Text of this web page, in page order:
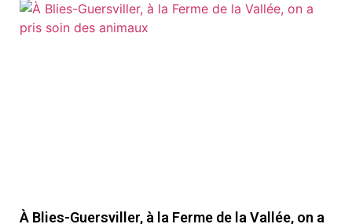
À Blies-Guersviller, à la Ferme de la Vallée, on a